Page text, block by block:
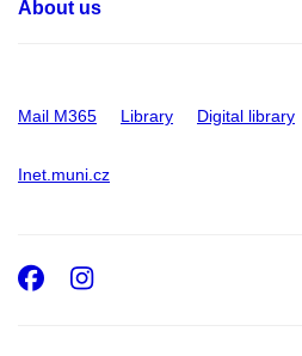
About us
Mail M365 Library Digital library
Inet.muni.cz
Facebook
Instagram